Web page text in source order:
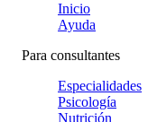
Inicio
Ayuda
Para consultantes
Especialidades
Psicología
Nutrición